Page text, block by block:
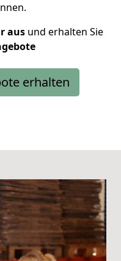
ausund erhalten Sie
erhalten